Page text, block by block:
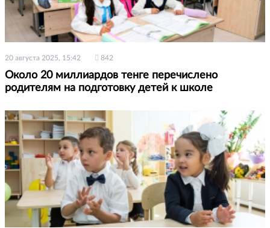
20 августа 2025, 15:42 842
Около 20 миллиардов тенге перечислено
родителям на подготовку детей к школе